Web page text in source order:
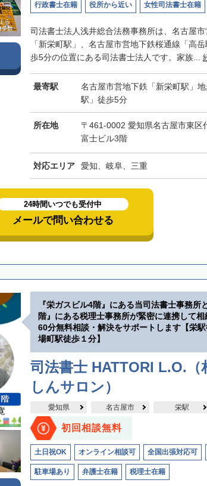
行政書士在籍 役所から近い 女性司法書士在籍
司法書士法人浅井総合法務事務所は、名古屋
「新栄町駅」、名古屋市営地下鉄桜通線「高
歩5分の位置にある司法書士法人です。家族...
最寄駅
名古屋市営地下鉄「新栄町駅」
駅」徒歩5分
所在地
〒461-0002 愛知県名古屋市東区
富士ビル3階
対応エリア 愛知、岐阜、三重
24時間いつでも受付中
メールで問い合わせる
『栄ガスビル4階』にある当司法書士事務所
階』にある税理士事務所が緊密に連携して
60分無料相談・解決をサポートします【栄
場町駅徒歩１分】
司法書士 HATTORI L.O.（
しんサロン）
愛知県 名古屋市 栄駅
初回相談無料
土日祝OK オンライン相談可 全国出張対応可
駐車場あり 弁護士在籍 税理士在籍